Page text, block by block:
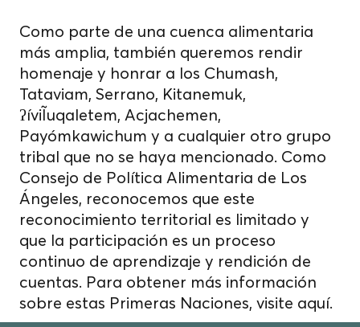
Como parte de una cuenca alimentaria
más amplia, también queremos rendir
homenaje y honrar a los Chumash,
Tataviam, Serrano, Kitanemuk,
ʔíviĨuqaletem, Acjachemen,
Payómkawichum y a cualquier otro grupo
tribal que no se haya mencionado. Como
Consejo de Política Alimentaria de Los
Ángeles, reconocemos que este
reconocimiento territorial es limitado y
que la participación es un proceso
continuo de aprendizaje y rendición de
cuentas. Para obtener más información
sobre estas Primeras Naciones, visite aquí.